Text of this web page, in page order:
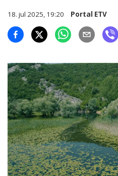
18. jul 2025, 19:20 Portal ETV